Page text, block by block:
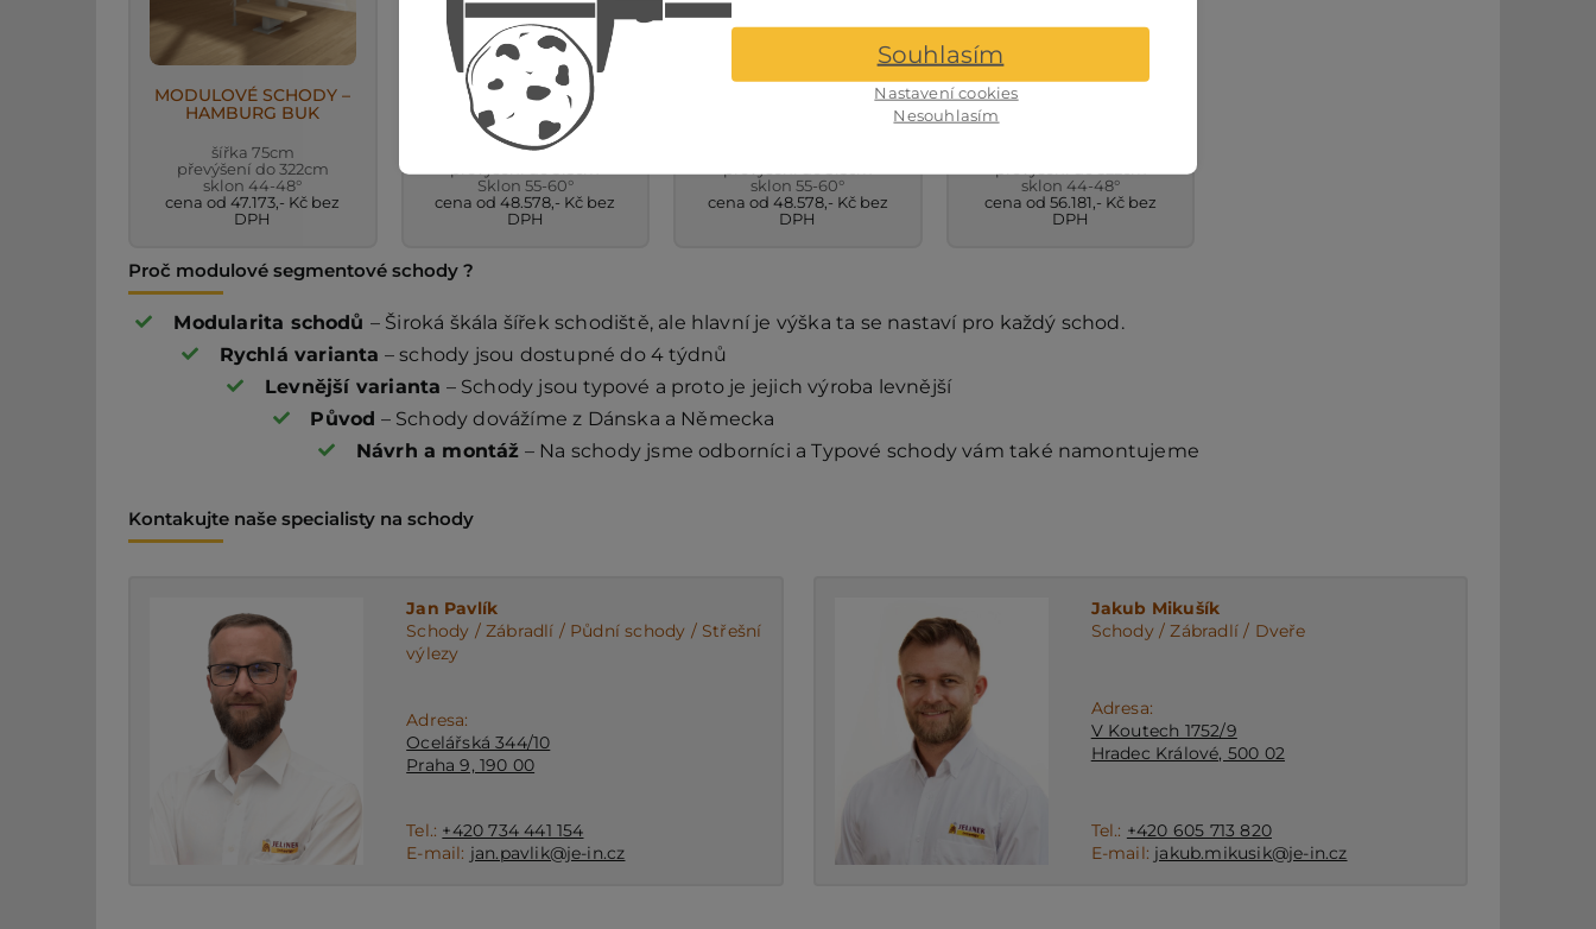
MODULOVÉ SCHODY –
HAMBURG BUK
šířka 75cm
převýšení do 322cm
sklon 44-48°
cena od 47.173,- Kč bez
DPH
MODULOVÉ SCHODY –
BERLIN DUB
šířka 64cm
Sklon 55-60°
cena od 48.578,- Kč bez
DPH
MODULOVÉ SCHODY –
sklon 55-60°
cena od 48.578,- Kč bez
DPH
MODULOVÉ SCHODY –
sklon 44-48°
cena od 56.181,- Kč bez
DPH
Proč modulové segmentové schody ?
Modularita schodů – Široká škála šířek schodiště, ale hlavní je výška ta se nastaví pro každý schod.
Rychlá varianta – schody jsou dostupné do 4 týdnů
Levnější varianta – Schody jsou typové a proto je jejich výroba levnější
Původ – Schody dovážíme z Dánska a Německa
Návrh a montáž – Na schody jsme odborníci a Typové schody vám také namontujeme
Kontakujte naše specialisty na schody
Jan Pavlík
Schody / Zábradlí / Půdní schody / Střešní
výlezy
Adresa:
Ocelářská 344/10
Praha 9, 190 00
Tel.: +420 734 441 154
E-mail: jan.pavlik@je-in.cz
Jakub Mikušík
Schody / Zábradlí / Dveře
Adresa:
V Koutech 1752/9
Hradec Králové, 500 02
Tel.: +420 605 713 820
E-mail: jakub.mikusik@je-in.cz
Nastavení cookies
Nesouhlasím
Souhlasím